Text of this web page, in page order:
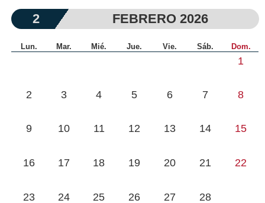
2 FEBRERO 2026
Lun. Mar. Mié. Jue. Vie. Sáb. Dom.
1
2 3 4 5 6 7 8
9 10 11 12 13 14 15
16 17 18 19 20 21 22
23 24 25 26 27 28